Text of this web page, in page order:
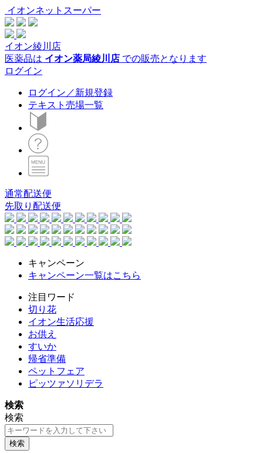
イオンネットスーパー
イオン綾川店
医薬品は イオン薬局綾川店 での販売となります
ログイン
ログイン／新規登録
テキスト売場一覧
通常配送便
先取り配送便
キャンペーン
キャンペーン一覧はこちら
注目ワード
切り花
イオン生活応援
お供え
すいか
帰省準備
ペットフェア
ピッツァソリデラ
検索
検索
検索